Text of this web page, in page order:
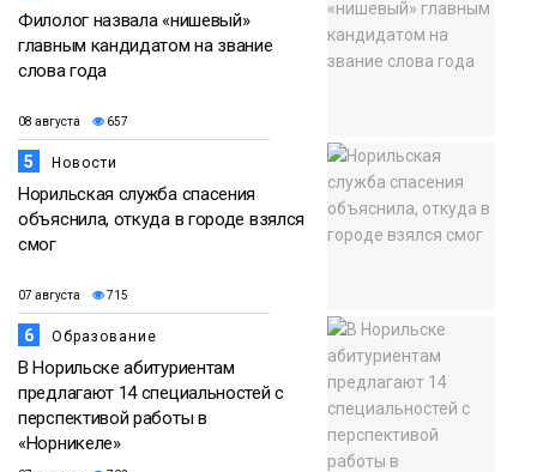
Филолог назвала «нишевый»
главным кандидатом на звание
слова года
08 августа 657
5 Новости
Норильская служба спасения
объяснила, откуда в городе взялся
смог
07 августа 715
6 Образование
В Норильске абитуриентам
предлагают 14 специальностей с
перспективой работы в
«Норникеле»